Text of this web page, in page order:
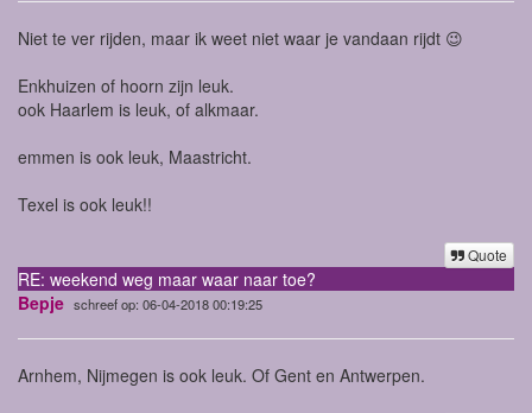
Niet te ver rijden, maar ik weet niet waar je vandaan rijdt 😉
Enkhuizen of hoorn zijn leuk.
ook Haarlem is leuk, of alkmaar.
emmen is ook leuk, Maastricht.
Texel is ook leuk!!
Quote
RE: weekend weg maar waar naar toe?
Bepje schreef op: 06-04-2018 00:19:25
Arnhem, Nijmegen is ook leuk. Of Gent en Antwerpen.